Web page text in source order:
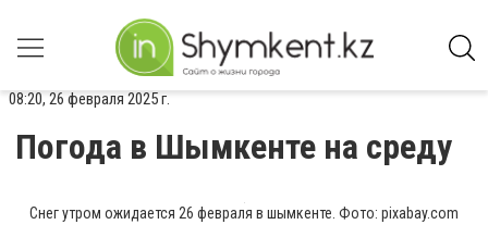
08:20, 26 февраля 2025 г.
Погода в Шымкенте на среду
Снег утром ожидается 26 февраля в шымкенте. Фото: pixabay.com